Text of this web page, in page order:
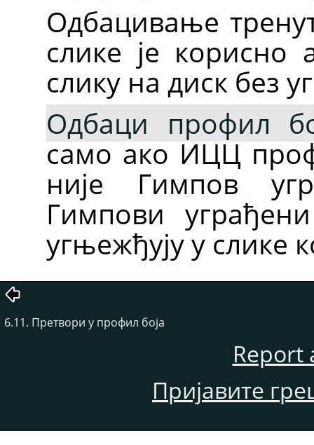
Одбацивање
слике је корисно
слику на диск без
Одбаци профил
само ако ИЦЦ
није Гимпов
Гимпови
угњежђују у слике
6.11. Претвори у профил боја
Report
Пријавите